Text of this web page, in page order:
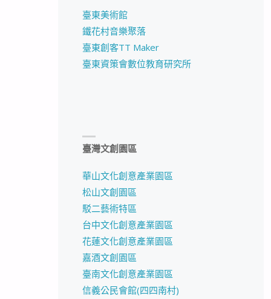
臺東美術館
鐵花村音樂聚落
臺東創客TT Maker
臺東資策會數位教育研究所
臺灣文創園區
華山文化創意產業園區
松山文創園區
駁二藝術特區
台中文化創意產業園區
花蓮文化創意產業園區
嘉酒文創園區
臺南文化創意產業園區
信義公民會館(四四南村)